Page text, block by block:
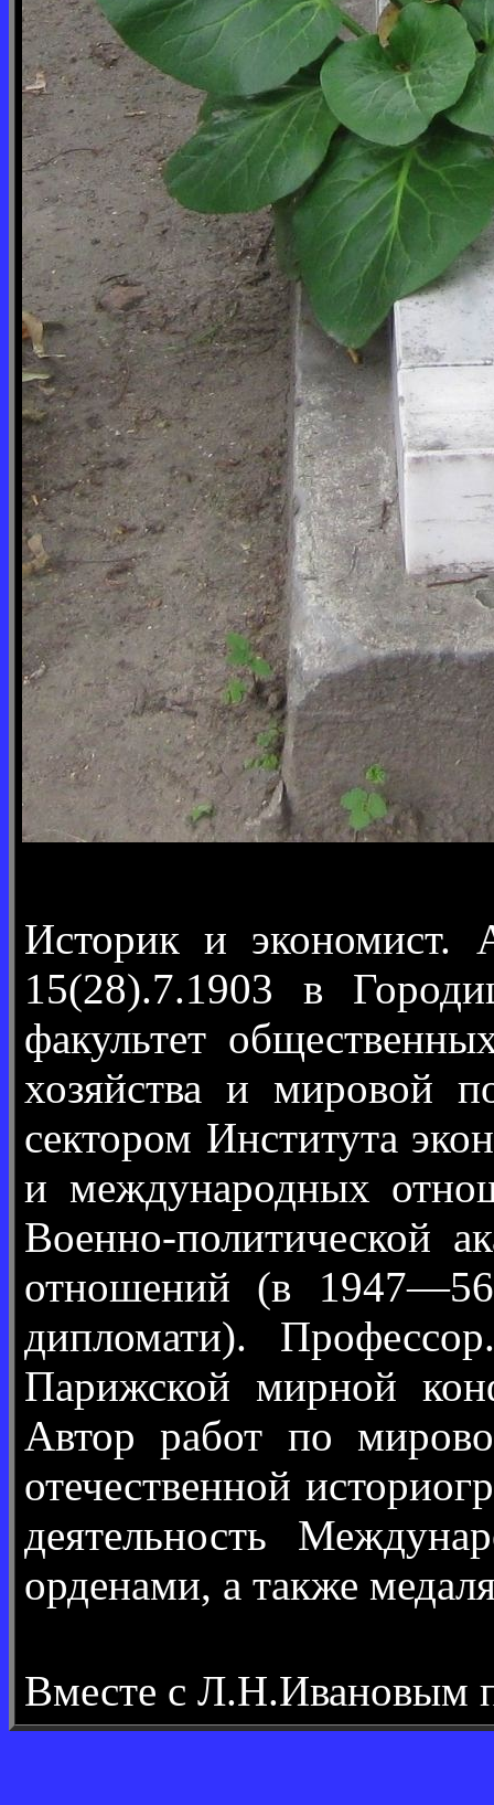
Историк и экономист.
15(28).7.1903 в
факультет
хозяйства и мировой
сектором Института
и международных
Военно-политической
отношений (в
дипломати).
Парижской мирной
Автор работ по
отечественной
деятельность
орденами, а также
Вместе с Л.Н.Ивановым